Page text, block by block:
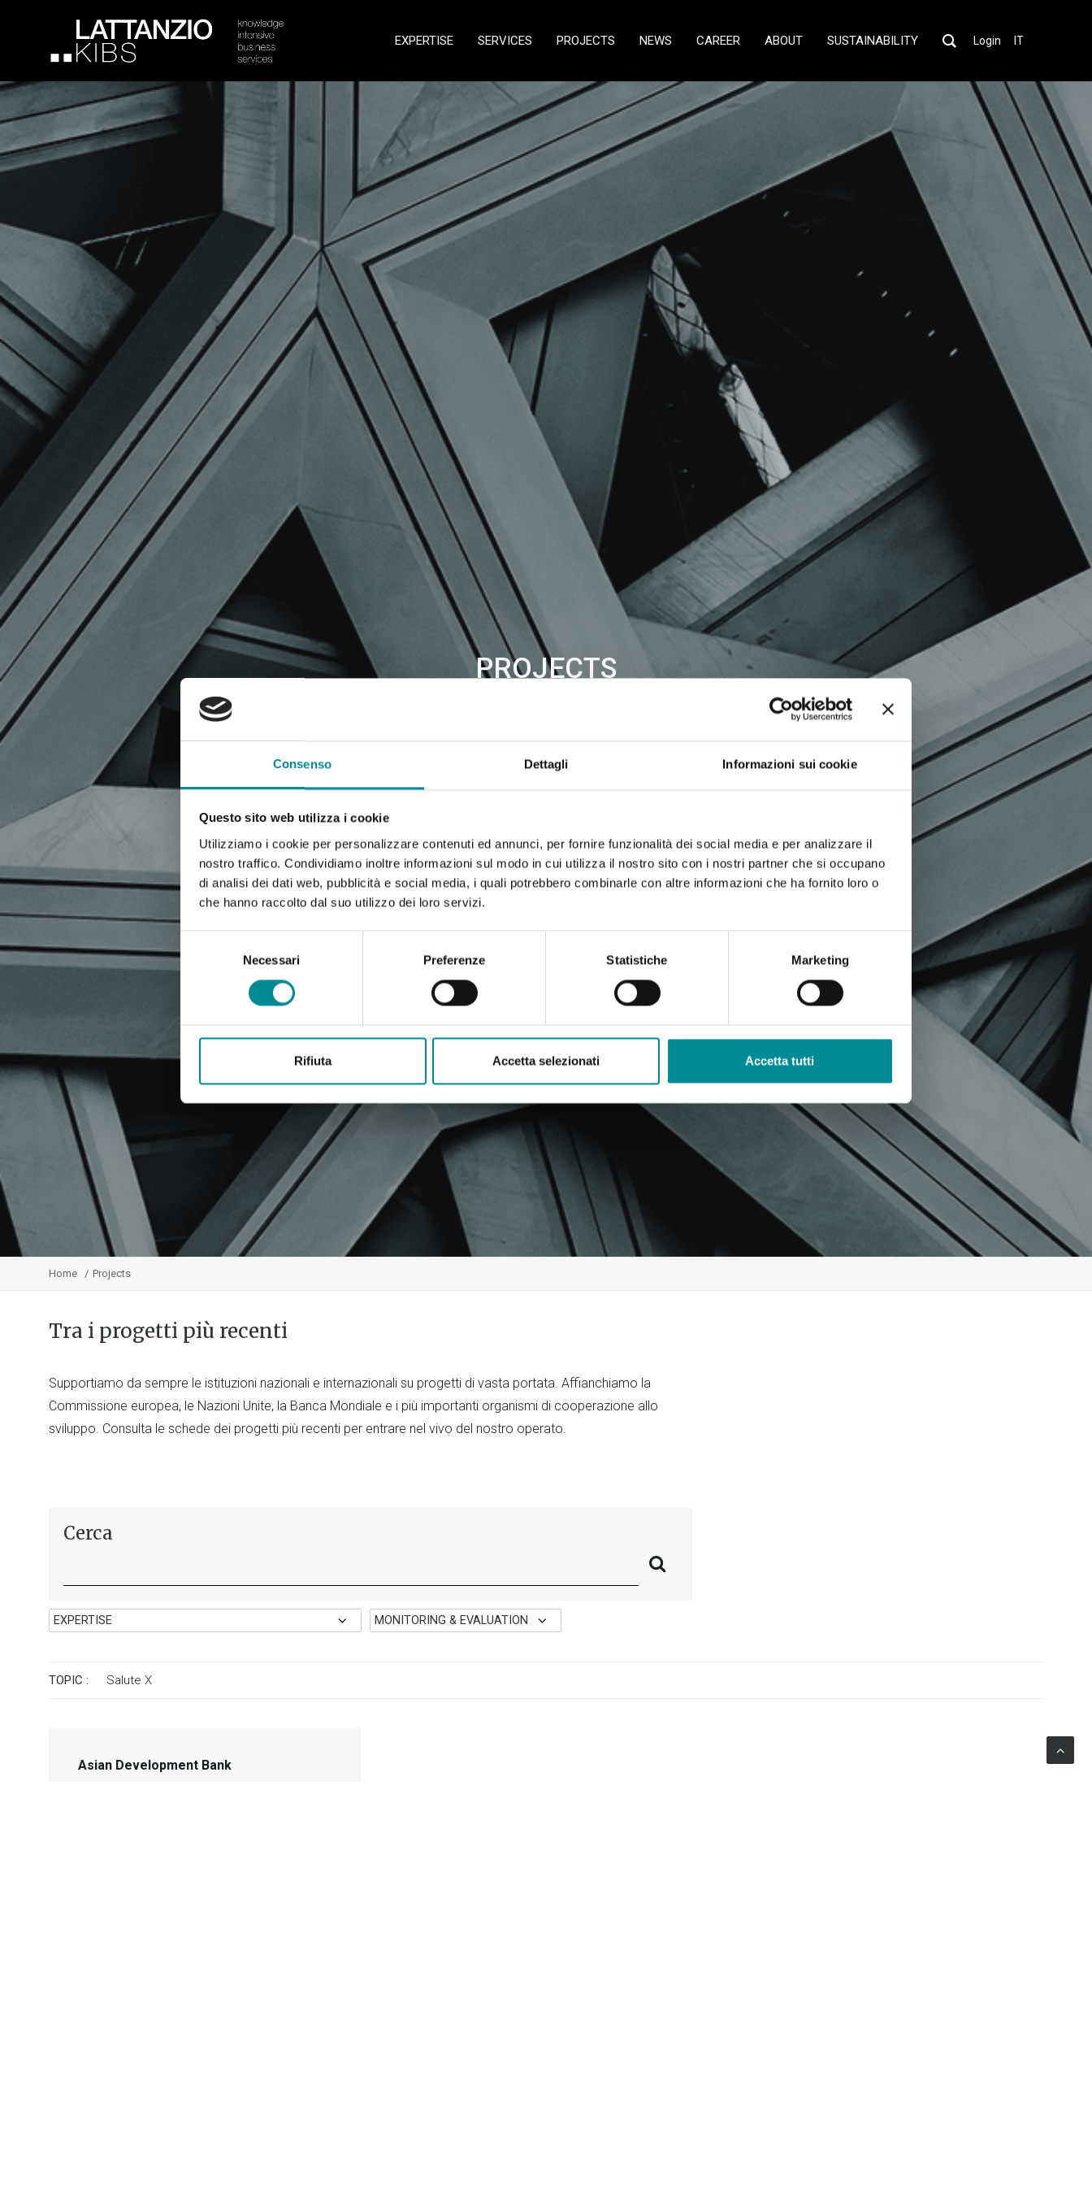
Consenso Dettagli Informazioni sui cookie
Questo sito web utilizza i cookie
Utilizziamo i cookie per personalizzare contenuti ed annunci, per fornire funzionalità dei social media e per analizzare il
nostro traffico. Condividiamo inoltre informazioni sul modo in cui utilizza il nostro sito con i nostri partner che si occupano
di analisi dei dati web, pubblicità e social media, i quali potrebbero combinarle con altre informazioni che ha fornito loro o
che hanno raccolto dal suo utilizzo dei loro servizi.
del
Necessari Preferenze Statistiche Marketing
Rifiuta Accetta selezionati Accetta tutti
EXPERTISE SERVICES PROJECTS NEWS CAREER ABOUT SUSTAINABILITY Login IT
PROJECTS
Home Projects
Tra i progetti più recenti
Supportiamo da sempre le istituzioni nazionali e internazionali su progetti di vasta portata. Affianchiamo la
Commissione europea, le Nazioni Unite, la Banca Mondiale e i più importanti organismi di cooperazione allo
sviluppo. Consulta le schede dei progetti più recenti per entrare nel vivo del nostro operato.
Cerca
TOPIC : Salute X
Asian Development Bank